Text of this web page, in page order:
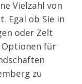
Vielzahl von
Egal ob Sie in
oder Zelt
Optionen für
zu